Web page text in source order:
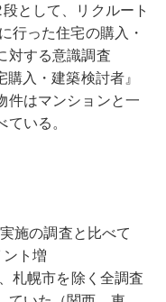
として、リクルート
行った住宅の購入・
対する意識調査
入・建築検討者』
件はマンションと一
いる。
施の調査と比べて
ト増
札幌市を除く全調査